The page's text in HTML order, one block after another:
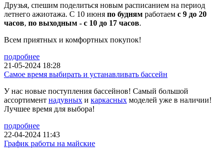
Друзья, спешим поделиться новым расписанием на период
летнего ажиотажа. С 10 июня по будням работаем с 9 до 20
часов, по выходным - с 10 до 17 часов.
Всем приятных и комфортных покупок!
подробнее
21-05-2024 18:28
Самое время выбирать и устанавливать бассейн
У нас новые поступления бассейнов! Самый большой
ассортимент надувных и каркасных моделей уже в наличии!
Лучшее время для выбора!
подробнее
22-04-2024 11:43
График работы на майские